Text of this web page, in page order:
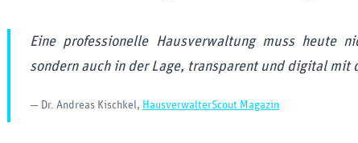
Eine professionelle Hausverwaltung muss heute
sondern auch in der Lage, transparent und digital mit
— Dr. Andreas Kischkel, HausverwalterScout Magazin